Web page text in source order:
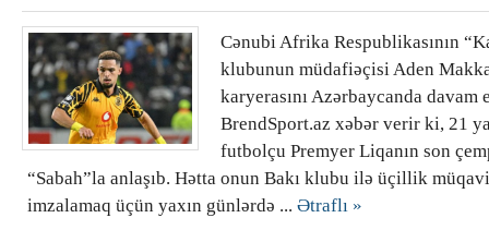
Cənubi Afrika Respublikasının
klubunun müdafiəçisi Aden
karyerasını Azərbaycanda davam
BrendSport.az xəbər verir ki, 21
futbolçu Premyer Liqanın son
“Sabah”la anlaşıb. Hətta onun Bakı klubu ilə üçillik
imzalamaq üçün yaxın günlərdə ... Ətraflı »